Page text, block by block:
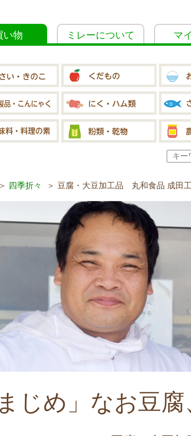
い物 ミレーについて マ
四季折々 ＞ 豆腐・大豆加工品 丸和食品 成田
じめ」なお豆